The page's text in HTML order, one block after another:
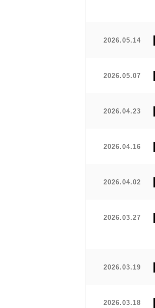
2026.05.14
2026.05.07
2026.04.23
2026.04.16
2026.04.02
2026.03.27
2026.03.19
2026.03.18